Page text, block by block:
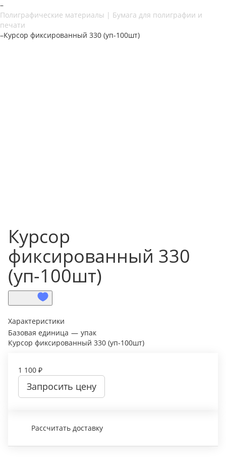
–
Полиграфические материалы | Бумага для полиграфии и
печати
–Курсор фиксированный 330 (уп-100шт)
Курсор
фиксированный 330
(уп-100шт)
Характеристики
Базовая единица — упак
Курсор фиксированный 330 (уп-100шт)
1 100 ₽
Запросить цену
Рассчитать доставку